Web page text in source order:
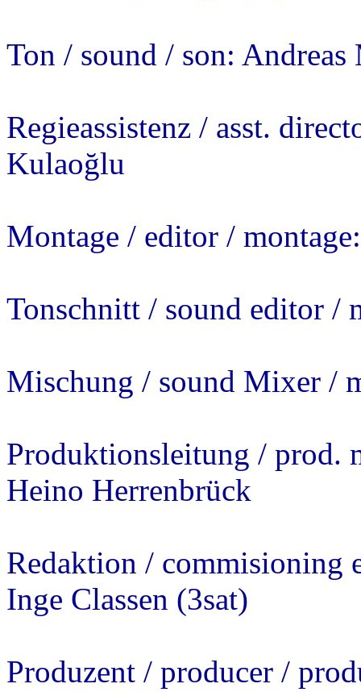
Ton / sound / son:
Regieassistenz / asst.
Kulaoğlu
Montage / editor /
Tonschnitt / sound editor /
Mischung / sound Mixer /
Produktionsleitung / prod.
Heino Herrenbrück
Redaktion / commisioning
Inge Classen (3sat)
Produzent / producer /